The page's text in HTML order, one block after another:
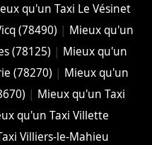
qu'un Taxi Le Vésinet
(78490) | Mieux qu'un
(78125) | Mieux qu'un
(78270) | Mieux qu'un
| Mieux qu'un Taxi
qu'un Taxi Villette
Villiers-le-Mahieu